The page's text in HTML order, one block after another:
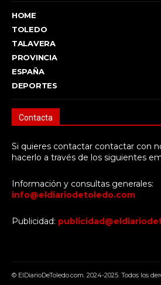
HOME
TOLEDO
TALAVERA
PROVINCIA
ESPAÑA
DEPORTES
Contacta
Si quieres contactar contactar con
hacerlo a través de los siguientes
Información y consultas generales:
info@eldiariodetoledo.com
Publicidad:
© ElDiarioDeToledo.com. 2024-2025. Todos los